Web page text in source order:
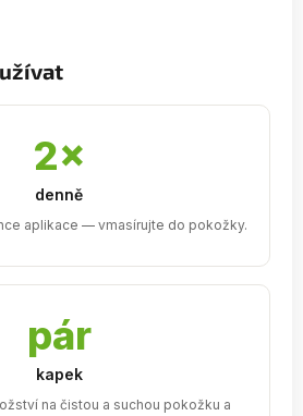
2×
denně
aplikace — vmasírujte do pokožky.
pár
kapek
na čistou a suchou pokožku a